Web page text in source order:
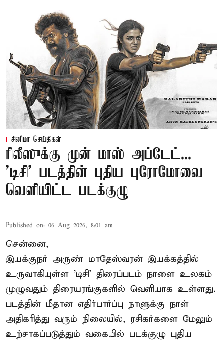
சினிமா செய்திகள்
ரிலீஸுக்கு முன் மாஸ் அப்டேட்...
'டிசி' படத்தின் புதிய புரோமோவை
வெளியிட்ட படக்குழு
Published on: 06 Aug 2026, 8:01 am
சென்னை,
இயக்குநர் அருண் மாதேஸ்வரன் இயக்கத்தில்
உருவாகியுள்ள 'டிசி' திரைப்படம் நாளை உலகம்
முழுவதும் திரையரங்குகளில் வெளியாக உள்ளது.
படத்தின் மீதான எதிர்பார்ப்பு நாளுக்கு நாள்
அதிகரித்து வரும் நிலையில், ரசிகர்களை மேலும்
உற்சாகப்படுத்தும் வகையில் படக்குழு புதிய